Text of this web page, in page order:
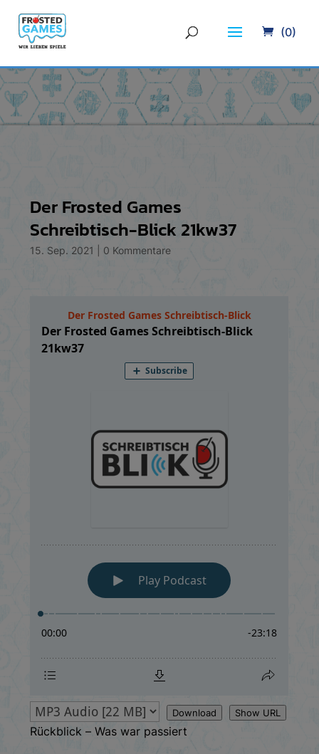
(0)
Der Frosted Games
Schreibtisch-Blick 21kw37
15. Sep. 2021 0 Kommentare
Download Show URL
Rückblick – Was war passiert